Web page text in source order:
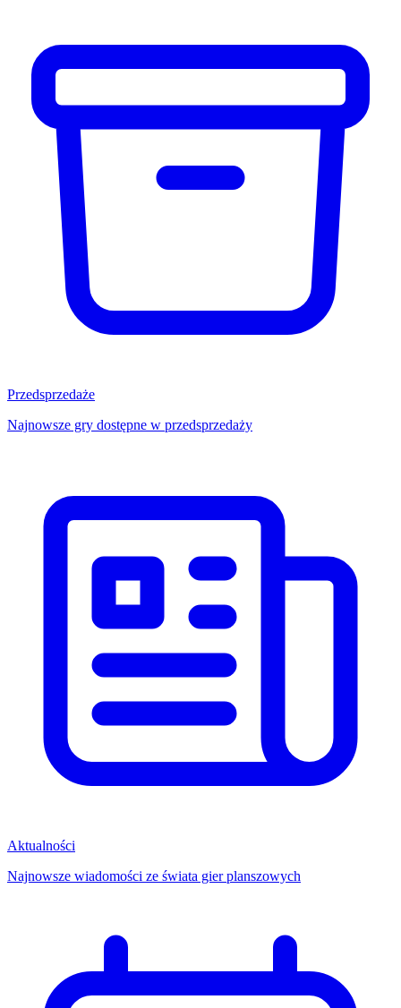
Przedsprzedaże
Najnowsze gry dostępne w przedsprzedaży
Aktualności
Najnowsze wiadomości ze świata gier planszowych